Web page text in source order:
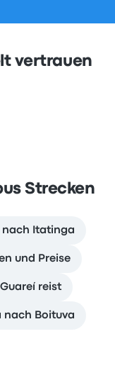
vertrauen
Strecken
nach Itatinga
und Preise
reist
nach Boituva